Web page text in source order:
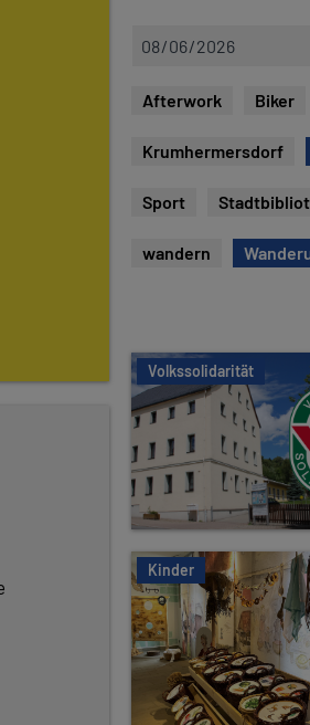
Afterwork Biker
Krumhermersdorf
Sport
wandern
Volkssolidarität
Kinder